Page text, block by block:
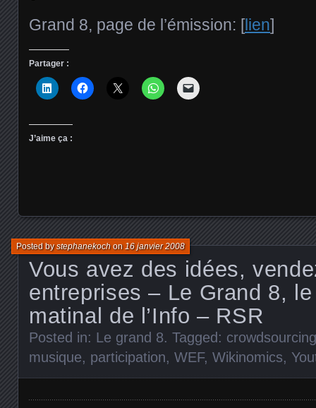
Grand 8, page de l’émission: [lien]
Partager :
J’aime ça :
Vous avez des idées,
entreprises – Le Grand 8,
matinal de l’Info – RSR
Posted bystephanekochon 16 janvier 2008
Posted in: Le grand 8. Tagged: crowdsourcing
musique, participation, WEF, Wikinomics,